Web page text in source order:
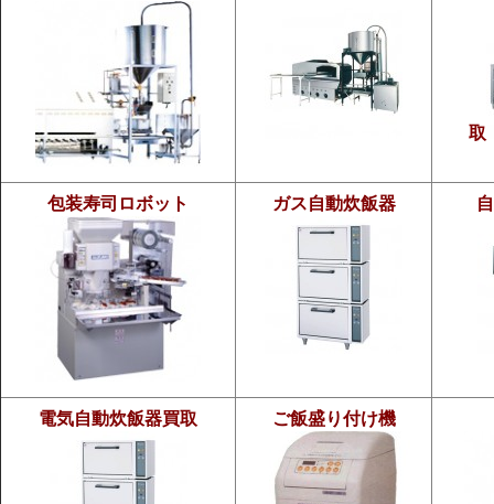
取
包装寿司ロボット ガス自動炊飯器
電気自動炊飯器買取 ご飯盛り付け機